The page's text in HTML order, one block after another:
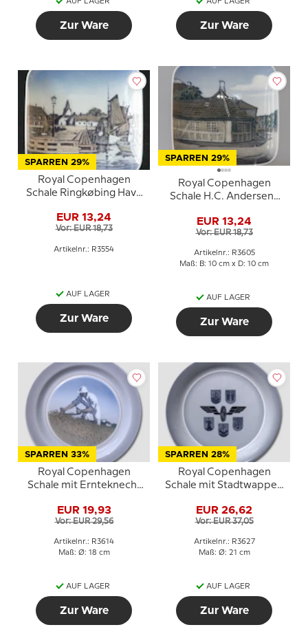
AUF LAGER
Zur Ware
AUF LAGER
Zur Ware
SPARREN 29%
Royal Copenhagen
Schale Ringkøbing Havn
EUR 13,24
Vor: EUR 18,73
Artikelnr.: R3554
AUF LAGER
Zur Ware
SPARREN 29%
Royal Copenhagen
Schale H.C. Andersens
EUR 13,24
Vor: EUR 18,73
Artikelnr.: R3605
Maß: B: 10 cm x D: 10 cm
AUF LAGER
Zur Ware
SPARREN 33%
Royal Copenhagen
Schale mit Ernteknecht
EUR 19,93
Vor: EUR 29,56
Artikelnr.: R3614
Maß: Ø: 18 cm
AUF LAGER
Zur Ware
SPARREN 28%
Royal Copenhagen
Schale mit Stadtwappen
EUR 26,62
Vor: EUR 37,05
Artikelnr.: R3627
Maß: Ø: 21 cm
AUF LAGER
Zur Ware